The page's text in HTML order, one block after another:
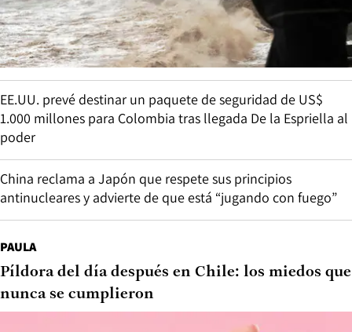
EE.UU. prevé destinar un paquete de seguridad de US$
1.000 millones para Colombia tras llegada De la Espriella al
poder
China reclama a Japón que respete sus principios
antinucleares y advierte de que está “jugando con fuego”
PAULA
Píldora del día después en Chile: los miedos que
nunca se cumplieron